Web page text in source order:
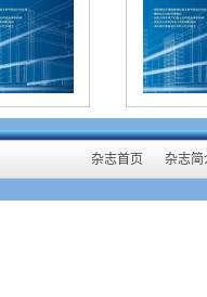
杂志首页 杂志简